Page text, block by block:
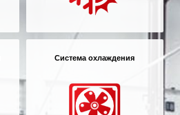
Система охлаждения